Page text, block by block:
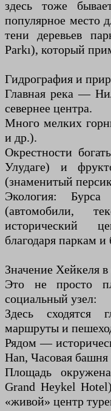
здесь тоже
популярное место
тени деревьев
Parkı), который
Гидрография и
Главная река —
севернее центра.
Много мелких
и др.).
Окрестности
Улудаге) и
(знаменитый
Экология:
(автомобили,
исторический
благодаря паркам и
Значение Хейкеля
Это не просто
социальный узел:
Здесь сходятся
маршруты и
Рядом —
Han, Часовая
Площадь
Grand Heykel
«живой» центр